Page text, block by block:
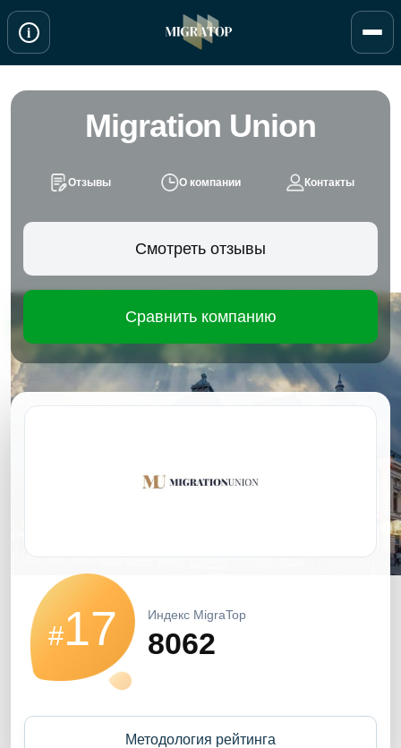
Перейти
содержимому
i
#17 Индекс MigraTop
8062
Методология рейтинга
Migration Union
Отзывы О компании Контакты
Смотреть отзывы
Сравнить компанию